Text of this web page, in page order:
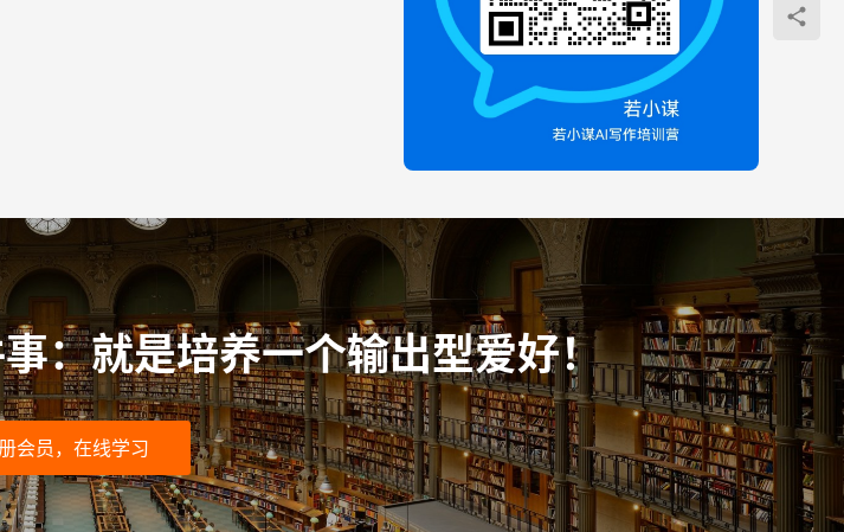
：就是培养一个输出型爱好！
会员，在线学习